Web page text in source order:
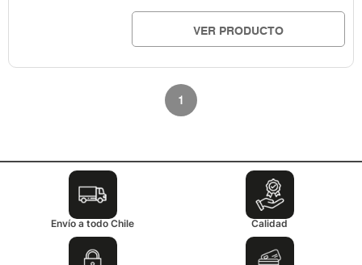
VER PRODUCTO
1
Envío a todo Chile Calidad